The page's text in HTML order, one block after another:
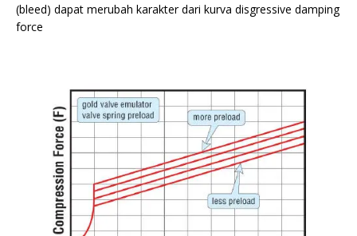
(bleed) dapat merubah karakter dari kurva disgressive damping
force